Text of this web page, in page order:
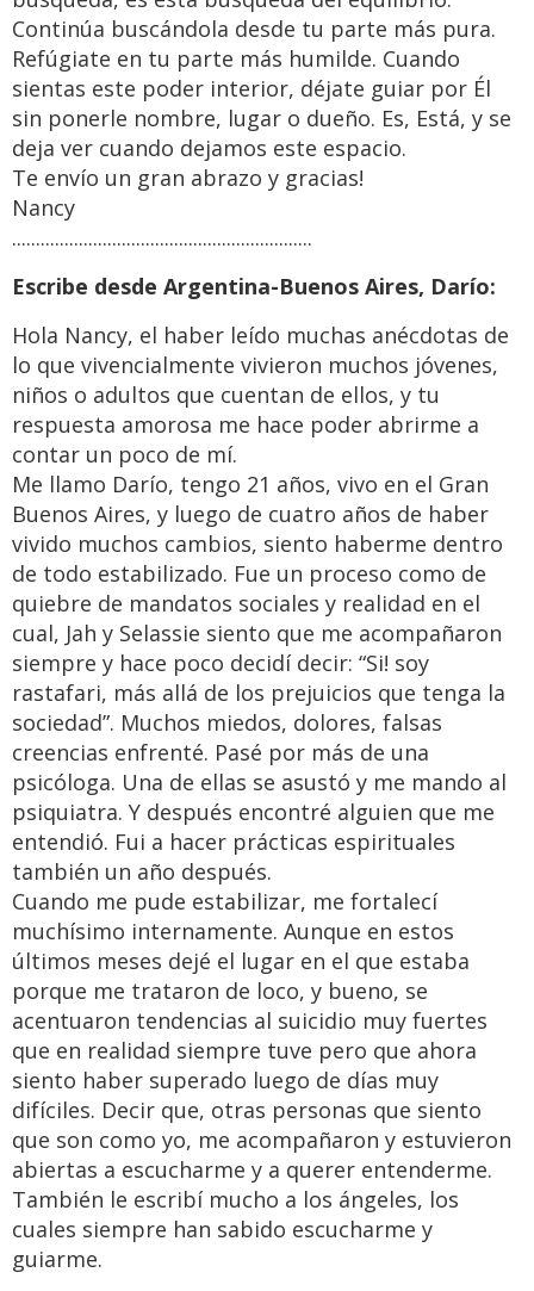
Continúa buscándola desde tu parte más pura.
Refúgiate en tu parte más humilde. Cuando
sientas este poder interior, déjate guiar por Él
sin ponerle nombre, lugar o dueño. Es, Está, y se
deja ver cuando dejamos este espacio.
Te envío un gran abrazo y gracias!
Nancy
...............................................................
Escribe desde Argentina-Buenos Aires, Darío:
Hola Nancy, el haber leído muchas anécdotas de
lo que vivencialmente vivieron muchos jóvenes,
niños o adultos que cuentan de ellos, y tu
respuesta amorosa me hace poder abrirme a
contar un poco de mí.
Me llamo Darío, tengo 21 años, vivo en el Gran
Buenos Aires, y luego de cuatro años de haber
vivido muchos cambios, siento haberme dentro
de todo estabilizado. Fue un proceso como de
quiebre de mandatos sociales y realidad en el
cual, Jah y Selassie siento que me acompañaron
siempre y hace poco decidí decir: “Si! soy
rastafari, más allá de los prejuicios que tenga la
sociedad”. Muchos miedos, dolores, falsas
creencias enfrenté. Pasé por más de una
psicóloga. Una de ellas se asustó y me mando al
psiquiatra. Y después encontré alguien que me
entendió. Fui a hacer prácticas espirituales
también un año después.
Cuando me pude estabilizar, me fortalecí
muchísimo internamente. Aunque en estos
últimos meses dejé el lugar en el que estaba
porque me trataron de loco, y bueno, se
acentuaron tendencias al suicidio muy fuertes
que en realidad siempre tuve pero que ahora
siento haber superado luego de días muy
difíciles. Decir que, otras personas que siento
que son como yo, me acompañaron y estuvieron
abiertas a escucharme y a querer entenderme.
También le escribí mucho a los ángeles, los
cuales siempre han sabido escucharme y
guiarme.